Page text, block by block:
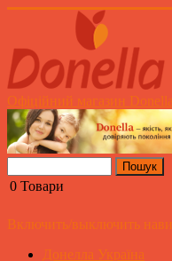
Офіційний магазин
0 Товари
Включить/выключить
Донелла Україна